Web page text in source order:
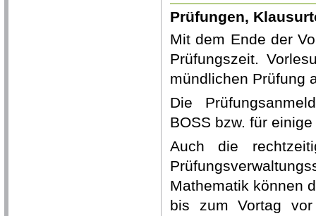
Prüfungen,
Mit dem Ende der
Prüfungszeit.
mündlichen Prüfung
Die
BOSS bzw. für
Auch die
Mathematik können
bis zum Vortag